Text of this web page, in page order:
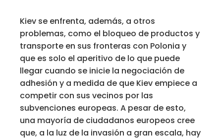
Kiev se enfrenta, además, a otros
problemas, como el bloqueo de productos y
transporte en sus fronteras con Polonia y
que es solo el aperitivo de lo que puede
llegar cuando se inicie la negociación de
adhesión y a medida de que Kiev empiece a
competir con sus vecinos por las
subvenciones europeas. A pesar de esto,
una mayoría de ciudadanos europeos cree
que, a la luz de la invasión a gran escala, hay